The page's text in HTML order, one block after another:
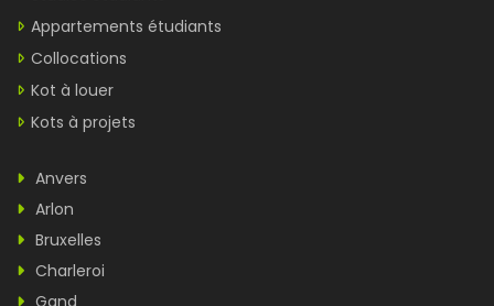
Appartements étudiants
Collocations
Kot à louer
Kots à projets
Anvers
Arlon
Bruxelles
Charleroi
Gand